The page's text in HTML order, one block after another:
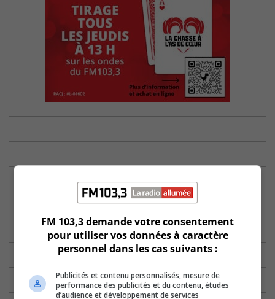
FM 103,3 demande votre consentement
pour utiliser vos données à caractère
personnel dans les cas suivants :
Publicités et contenu personnalisés, mesure de
performance des publicités et du contenu, études
d’audience et développement de services